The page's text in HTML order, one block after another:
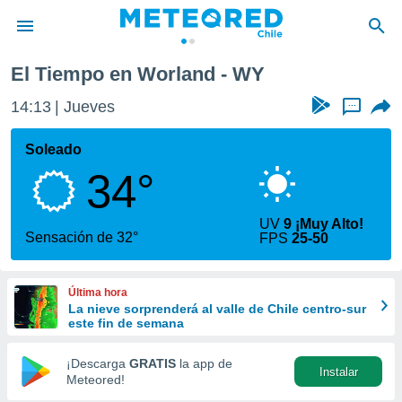
de
por
que se
calidad.
a este
las
y
forma
digital
basada
El Tiempo en Worland - WY
14:13 Jueves ...
Soleado
34°
Sensación de 32°
UV9 ¡Muy Alto!
FPS25-50
Última hora
La nieve sorprenderá al valle de Chile centro-sur
este fin de semana
¡Descarga GRATIS la app de
Meteored!
Instalar